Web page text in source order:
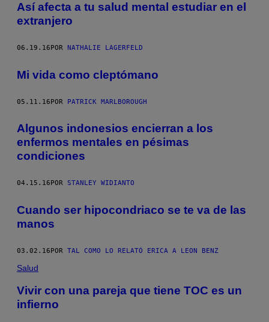
Así afecta a tu salud mental estudiar en el
extranjero
06.19.16POR NATHALIE LAGERFELD
Mi vida como cleptómano
05.11.16POR PATRICK MARLBOROUGH
Algunos indonesios encierran a los
enfermos mentales en pésimas
condiciones
04.15.16 POR STANLEY WIDIANTO
Cuando ser hipocondriaco se te va de las
manos
03.02.16POR TAL COMO LO RELATÓ ERICA A LEON BENZ
Salud
Vivir con una pareja que tiene TOC es un
infierno